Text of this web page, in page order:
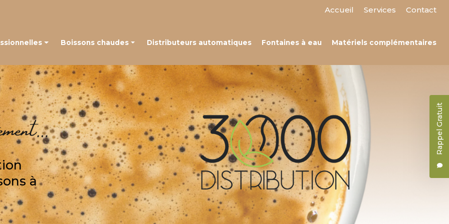
Rappel Gratuit
Accueil Services
Contact
à grains
à capsules
Boissons chaudes
Café en capsules
Café en grains
Thé, chocolat et autres boissons
Distributeurs automatiques Fontaines à eau Matériels complémentaires
à